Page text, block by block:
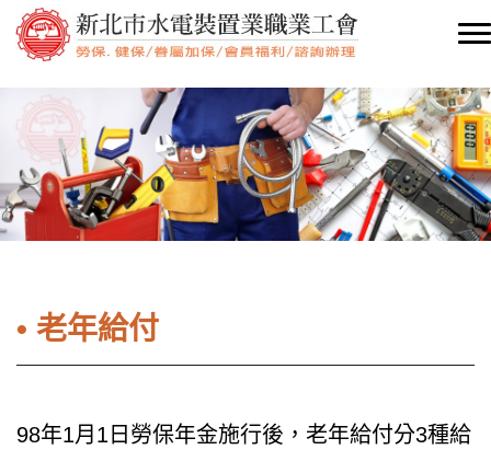
• 老年給付
98年1月1日勞保年金施行後，老年給付分3種給